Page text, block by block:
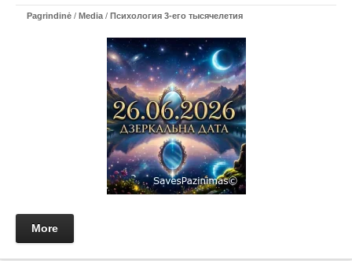
Pagrindinė / Media / Психология 3-его тысячелетия
More